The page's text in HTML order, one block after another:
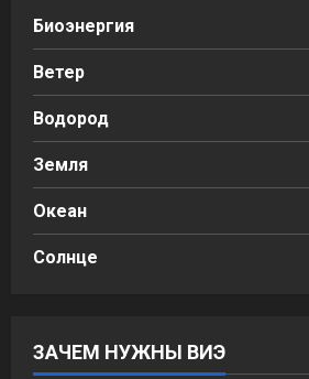
Биоэнергия
Ветер
Водород
Земля
Океан
Солнце
ЗАЧЕМ НУЖНЫ ВИЭ